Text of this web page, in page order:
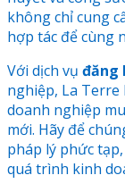
không chỉ cung
hợp tác để cùng
Với dịch vụ đăng
nghiệp, La Terre
doanh nghiệp
mới. Hãy để
pháp lý phức
quá trình kinh